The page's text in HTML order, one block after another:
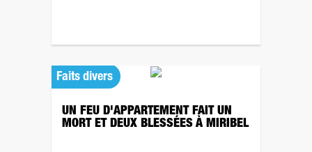
Faits divers
UN FEU D'APPARTEMENT FAIT UN
MORT ET DEUX BLESSÉES À MIRIBEL